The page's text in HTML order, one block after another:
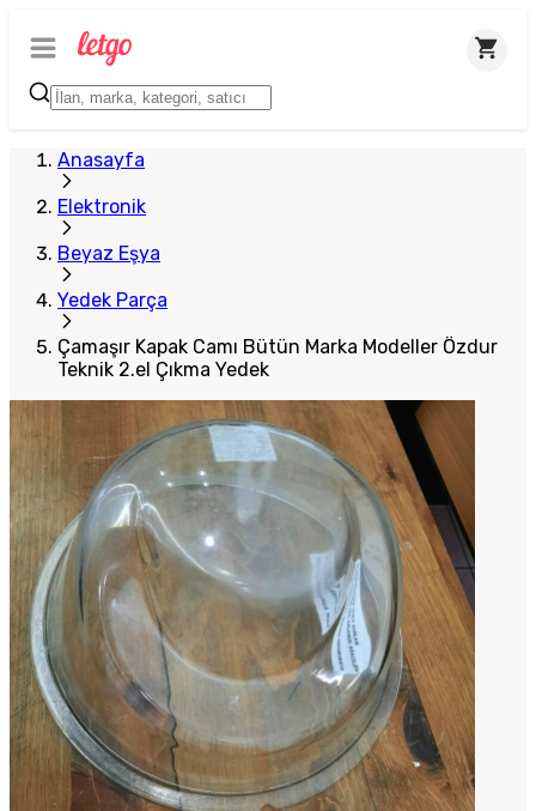
Anasayfa
Elektronik
Beyaz Eşya
Yedek Parça
Çamaşır Kapak Camı Bütün Marka Modeller Özdur
Teknik 2.el Çıkma Yedek
Plus Satıcı